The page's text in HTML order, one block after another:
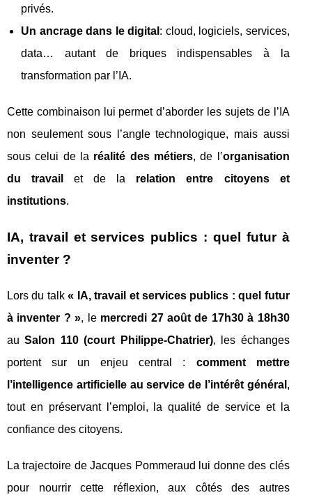
privés.
Un ancrage dans le digital : cloud, logiciels, services,
data… autant de briques indispensables à la
transformation par l’IA.
Cette combinaison lui permet d’aborder les sujets de l’IA
non seulement sous l’angle technologique, mais aussi
sous celui de la réalité des métiers, de l’organisation
du travail
et de la relation entre citoyens et
institutions.
IA, travail et services publics : quel futur à
inventer ?
Lors du talk« IA, travail et services publics : quel futur
à inventer ? », le mercredi 27 août de 17h30 à 18h30
auSalon 110 (court Philippe‑Chatrier), les échanges
portent sur un enjeu central : comment mettre
l’intelligence artificielle au service de l’intérêt général ,
tout en préservant l’emploi, la qualité de service et la
confiance des citoyens.
La trajectoire de Jacques Pommeraud lui donne des clés
pour nourrir cette réflexion, aux côtés des autres